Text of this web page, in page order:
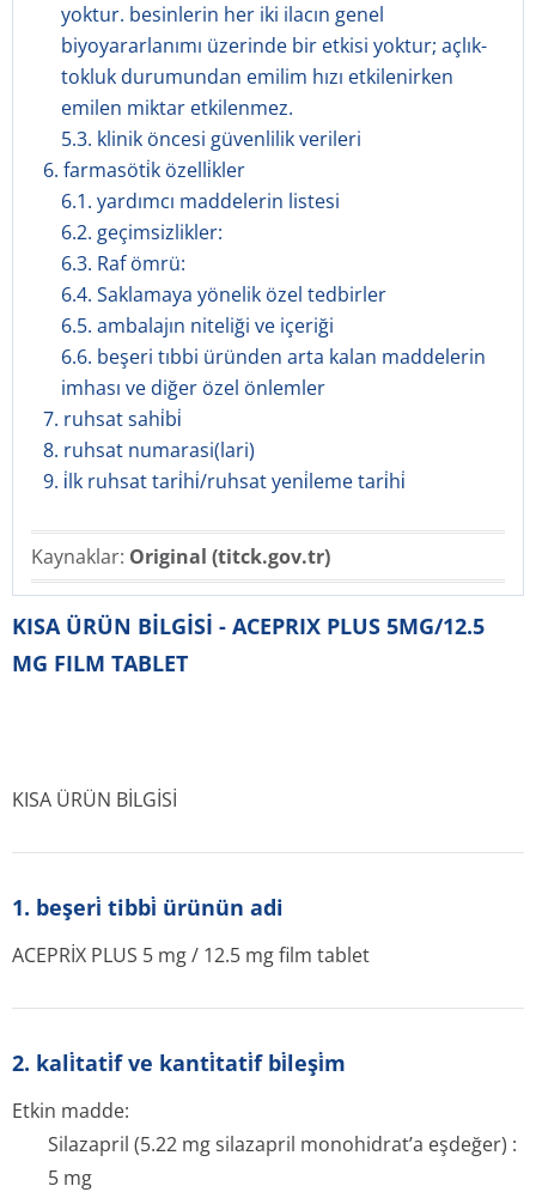
yoktur. besinlerin her iki ilacın genel
biyoyararlanımı üzerinde bir etkisi yoktur; açlık-
tokluk durumundan emilim hızı etkilenirken
emilen miktar etkilenmez.
5.3. klinik öncesi güvenlilik verileri
6. farmasöti̇k özelli̇kler
6.1. yardımcı maddelerin listesi
6.2. geçimsizlikler:
6.3. Raf ömrü:
6.4. Saklamaya yönelik özel tedbirler
6.5. ambalajın niteliği ve içeriği
6.6. beşeri tıbbi üründen arta kalan maddelerin
imhası ve diğer özel önlemler
7. ruhsat sahi̇bi̇
8. ruhsat numarasi(lari)
9. i̇lk ruhsat tari̇hi̇/ruhsat yeni̇leme tari̇hi̇
Kaynaklar: Original (titck.gov.tr)
KISA ÜRÜN BİLGİSİ - ACEPRIX PLUS 5MG/12.5
MG FILM TABLET
KISA ÜRÜN BİLGİSİ
1. beşeri̇ tibbi̇ ürünün adi
ACEPRİX PLUS 5 mg / 12.5 mg film tablet
2. kali̇tati̇f ve kanti̇tati̇f bi̇leşi̇m
Etkin madde:
Silazapril (5.22 mg silazapril monohidrat’a eşdeğer) :
5 mg